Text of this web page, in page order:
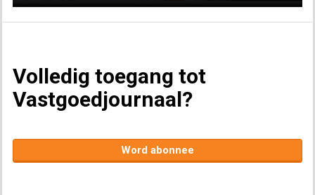
Volledig toegang tot
Vastgoedjournaal?
Word abonnee